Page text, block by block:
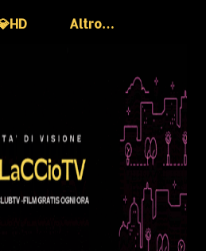
Altro…